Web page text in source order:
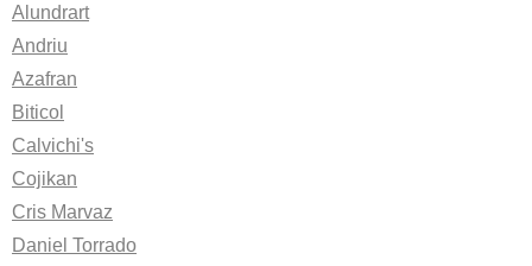
Alundrart
Andriu
Azafran
Biticol
Calvichi's
Cojikan
Cris Marvaz
Daniel Torrado